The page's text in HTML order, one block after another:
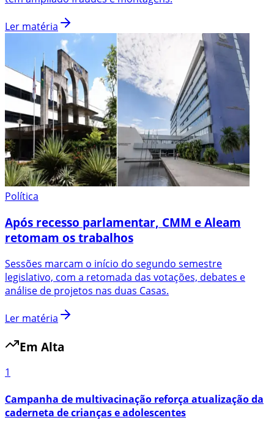
Ler matéria
Política
Após recesso parlamentar, CMM e Aleam
retomam os trabalhos
Sessões marcam o início do segundo semestre
legislativo, com a retomada das votações, debates e
análise de projetos nas duas Casas.
Ler matéria
Em Alta
1
Campanha de multivacinação reforça atualização da
caderneta de crianças e adolescentes